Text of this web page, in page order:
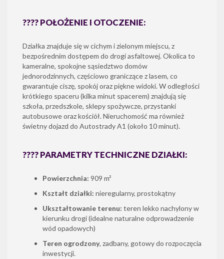
????️ POŁOŻENIE I OTOCZENIE:
Działka znajduje się w cichym i zielonym miejscu, z
bezpośrednim dostępem do drogi asfaltowej. Okolica to
kameralne, spokojne sąsiedztwo domów
jednorodzinnych, częściowo graniczące z lasem, co
gwarantuje ciszę, spokój oraz piękne widoki. W odległości
krótkiego spaceru (kilka minut spacerem) znajdują się
szkoła, przedszkole, sklepy spożywcze, przystanki
autobusowe oraz kościół. Nieruchomość ma również
świetny dojazd do Autostrady A1 (około 10 minut).
???? PARAMETRY TECHNICZNE DZIAŁKI:
Powierzchnia: 909 m²
Kształt działki: nieregularny, prostokątny
Ukształtowanie terenu: teren lekko nachylony w
kierunku drogi (idealne naturalne odprowadzenie
wód opadowych)
Teren ogrodzony, zadbany, gotowy do rozpoczęcia
inwestycji.